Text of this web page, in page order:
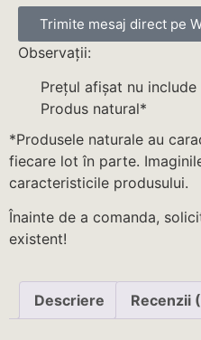
Trimite mesaj direct pe
Observații:
Prețul afișat nu include
Produs natural*
*Produsele naturale au
fiecare lot în parte.
caracteristicile produsului.
Înainte de a comanda,
existent!
Descriere Recenzii